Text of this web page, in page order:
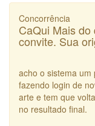
Concorrência
CaQui Mais
convite. Sua
acho o sistema
fazendo login de
arte e tem que
no resultado final.